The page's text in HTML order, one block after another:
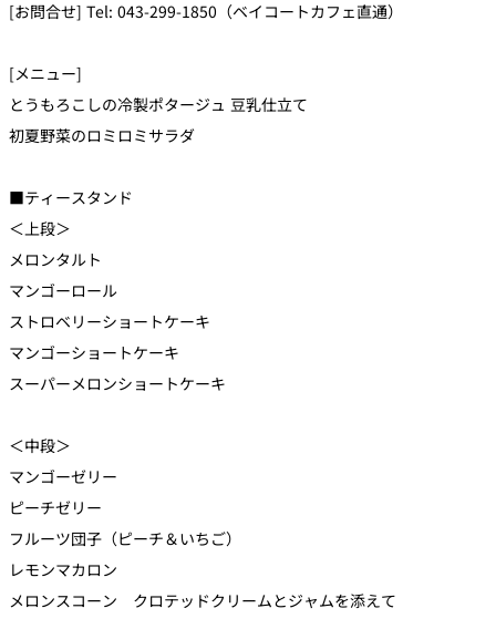
[お問合せ] Tel: 043-299-1850（ベイコートカフェ直通）
[メニュー]
とうもろこしの冷製ポタージュ 豆乳仕立て
初夏野菜のロミロミサラダ
■ティースタンド
＜上段＞
メロンタルト
マンゴーロール
ストロベリーショートケーキ
マンゴーショートケーキ
スーパーメロンショートケーキ
＜中段＞
マンゴーゼリー
ピーチゼリー
フルーツ団子（ピーチ＆いちご）
レモンマカロン
メロンスコーン クロテッドクリームとジャムを添えて